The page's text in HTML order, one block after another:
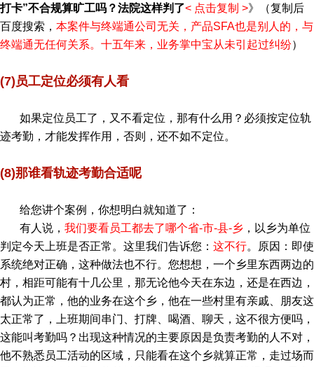
打卡”不合规算旷工吗？法院这样判了< 点击复制 >》（复制后
百度搜索， 本案件与终端通公司无关，产品SFA也是别人的，与
终端通无任何关系。十五年来，业务掌中宝从未引起过纠纷）
(7)员工定位必须有人看
如果定位员工了，又不看定位，那有什么用？必须按定位轨
迹考勤，才能发挥作用，否则，还不如不定位。
(8)那谁看轨迹考勤合适呢
给您讲个案例，你想明白就知道了：
有人说， 我们要看员工都去了哪个省-市-县-乡 ，以乡为单位
判定今天上班是否正常。这里我们告诉您： 这不行。原因：即使
系统绝对正确，这种做法也不行。您想想，一个乡里东西两边的
村，相距可能有十几公里，那无论他今天在东边，还是在西边，
都认为正常，他的业务在这个乡，他在一些村里有亲戚、朋友这
太正常了，上班期间串门、打牌、喝酒、聊天，这不很方便吗，
这能叫考勤吗？出现这种情况的主要原因是负责考勤的人不对，
他不熟悉员工活动的区域，只能看在这个乡就算正常，走过场而